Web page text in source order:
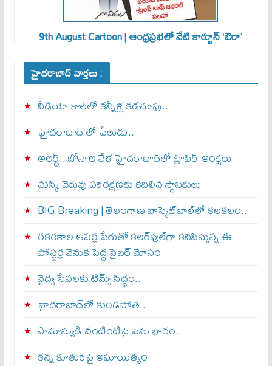
9th August Cartoon | ఆంధ్రప్రభలో నేటి కార్టూన్ ‘ఔరా’
హైదరాబాద్ వార్తలు :
వీడియో కాల్‌లో కన్నీళ్ల కడచూపు..
హైదరాబాద్ లో పేలుడు..
అలర్ట్‌.. బోనాల వేళ హైదరాబాద్‌లో ట్రాఫిక్‌ ఆంక్షలు
మస్కి చెరువు పరిరక్షణకు కదిలిన స్థానికులు
BIG Breaking | తెలంగాణ బాస్కెట్‌బాల్‌లో కలకలం..
రకరకాల ఆఫర్ల పేరుతో కలర్‌ఫుల్‌గా కనిపిస్తున్న ఈ
పోస్టర్ల వెనుక పెద్ద సైబర్ మోసం
వైద్య సేవలకు టిమ్స్‌ సిద్ధం..
హైదరాబాద్‌లో కుండపోత..
సామాన్యుడి వంటింటిపై పెను భారం..
కన్న కూతురిపై అఘాయిత్యం